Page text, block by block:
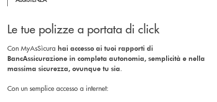
Le tue polizze a portata di click
Con MyAsSìcura hai accesso ai tuoi rapporti di
BancAssicurazione in completa autonomia, semplicità e nella
massima sicurezza, ovunque tu sia.
Con un semplice accesso a internet: